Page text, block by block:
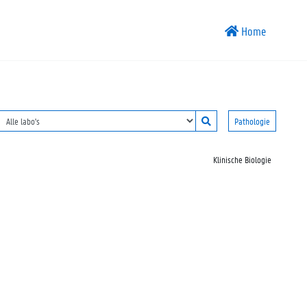
Home
Pathologie
Klinische Biologie